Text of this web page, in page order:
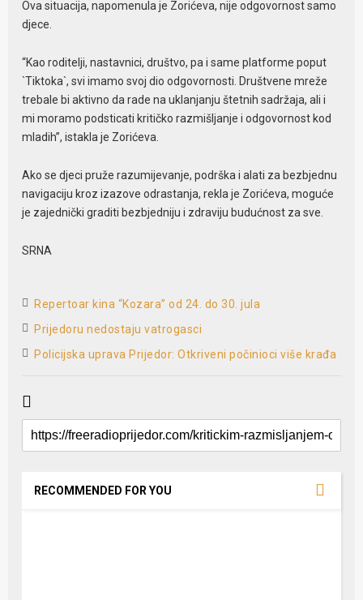
Ova situacija, napomenula je Zorićeva, nije odgovornost samo
djece.
“Kao roditelji, nastavnici, društvo, pa i same platforme poput
`Tiktoka`, svi imamo svoj dio odgovornosti. Društvene mreže
trebale bi aktivno da rade na uklanjanju štetnih sadržaja, ali i
mi moramo podsticati kritičko razmišljanje i odgovornost kod
mladih”, istakla je Zorićeva.
Ako se djeci pruže razumijevanje, podrška i alati za bezbjednu
navigaciju kroz izazove odrastanja, rekla je Zorićeva, moguće
je zajednički graditi bezbjedniju i zdraviju budućnost za sve.
SRNA
Repertoar kina “Kozara” od 24. do 30. jula
Prijedoru nedostaju vatrogasci
Policijska uprava Prijedor: Otkriveni počinioci više krađa
RECOMMENDED FOR YOU